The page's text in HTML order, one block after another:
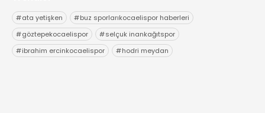
#ata yetişken #buz sporlarıkocaelispor haberleri
#göztepekocaelispor #selçuk inankağıtspor
#ibrahim ercinkocaelispor #hodri meydan